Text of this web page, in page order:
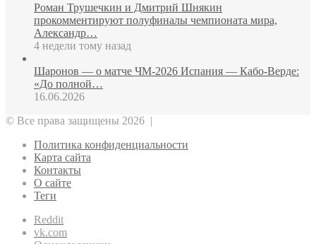
Роман Трушечкин и Дмитрий Шнякин
прокомментируют полуфиналы чемпионата мира,
Александр…
4 недели тому назад
Шаронов — о матче ЧМ‑2026 Испания — Кабо‑Верде:
«До полной…
16.06.2026
© Все права защищены 2026 |
Политика конфиденциальности
Карта сайта
Контакты
О сайте
Теги
Reddit
vk.com